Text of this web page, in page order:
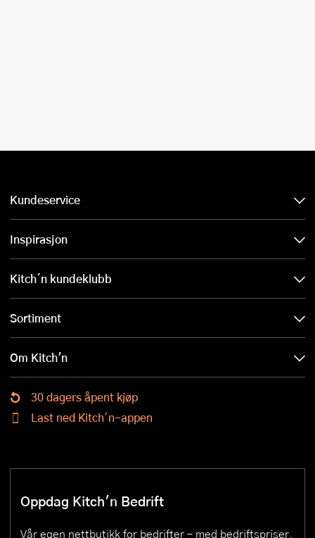
Kundeservice
Inspirasjon
Kitch´n kundeklubb
Sortiment
Om Kitch'n
30 dagers åpent kjøp
Last ned Kitch´n-appen
Oppdag Kitch'n Bedrift
Vår egen nettbutikk for bedrifter – med bedriftspriser,